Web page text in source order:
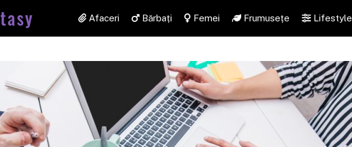
Afaceri Bărbați Femei Frumusețe Lifestyle